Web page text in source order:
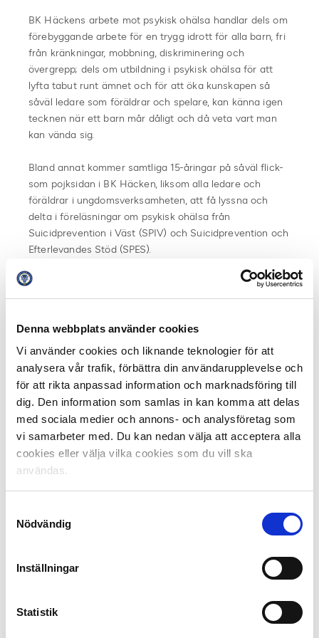
Denna webbplats använder cookies
Vi använder cookies och liknande teknologier för att
analysera vår trafik, förbättra din användarupplevelse och
för att rikta anpassad information och marknadsföring till
dig. Den information som samlas in kan komma att delas
med sociala medier och annons- och analysföretag som
vi samarbeter med. Du kan nedan välja att acceptera alla
cookies eller välja vilka cookies som du vill ska
användas.
Nödvändig
Inställningar
Statistik
BK Häckens arbete mot psykisk ohälsa handlar dels om
förebyggande arbete för en trygg idrott för alla barn, fri
från kränkningar, mobbning, diskriminering och
övergrepp; dels om utbildning i psykisk ohälsa för att
lyfta tabut runt ämnet och för att öka kunskapen så
såväl ledare som föräldrar och spelare, kan känna igen
tecknen när ett barn mår dåligt och då veta vart man
kan vända sig.
Bland annat kommer samtliga 15-åringar på såväl flick-
som pojksidan i BK Häcken, liksom alla ledare och
föräldrar i ungdomsverksamheten, att få lyssna och
delta i föreläsningar om psykisk ohälsa från
Suicidprevention i Väst (SPIV) och Suicidprevention och
Efterlevandes Stöd (SPES).
– När jag går ut på planen gör jag det för att ha roligt
och i hela mitt liv har fotbollen hjälpt mig att må bra.
en stor roll i samhället för att hjälpa fler, säger Paulinho.
– För mig är fotboll glädje. Det känns helt rätt att
pengarna går till detta. Jag älskar BK Häcken och jag är
stolt över att klubben engagerar sig i barns och
ungdomars psykiska hälsa. De är vår framtid och det
viktigaste vi har – vi måste hjälpas åt att ta hand om
AIK United
AIK United är AIK:s tränings- och matchverksamhet för
fotbollsintresserade pojkar och flickor med
spelarnas egna villkor.